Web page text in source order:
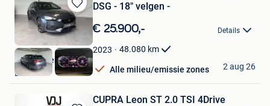
Bewaren
in
Mijn
Favorieten
DSG - 18" velgen -
€ 25.900,- Details
2023 48.080 km
Alle milieu/emissie zones
AutocenterLDS
Lebbeke
2 aug 26
CUPRA Leon ST 2.0 TSI 4Drive